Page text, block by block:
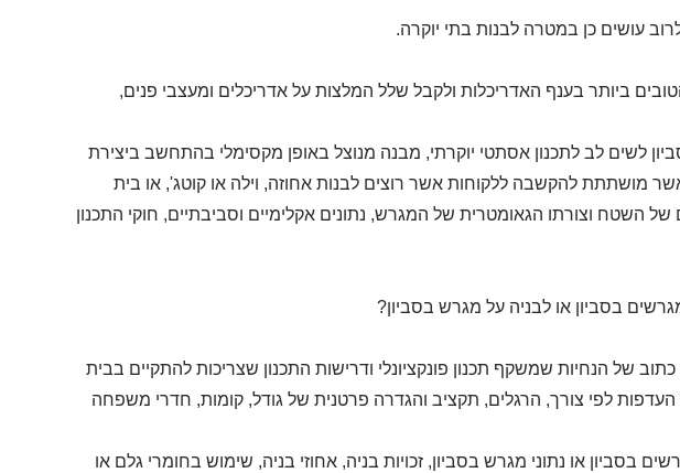
עושים כן במטרה לבנות בתי יוקרה.
ביותר בענף האדריכלות ולקבל שלל המלצות על אדריכלים ומעצבי פנים,
לשים לב לתכנון אסתטי יוקרתי, מבנה מנוצל באופן מקסימלי בהתחשב ביצירת
מושתתת להקשבה ללקוחות אשר רוצים לבנות אחוזה, וילה או קוטג', או בית
של השטח וצורתו הגאומטרית של המגרש, נתונים אקלימיים וסביבתיים, חוקי התכנון
בסביון או לבניה על מגרש בסביון?
של הנחיות שמשקף תכנון פונקציונלי ודרישות התכנון שצריכות להתקיים בבית
לפי צורך, הרגלים, תקציב והגדרה פרטנית של גודל, קומות, חדרי משפחה
בסביון או נתוני מגרש בסביון, זכויות בניה, אחוזי בניה, שימוש בחומרי גלם או